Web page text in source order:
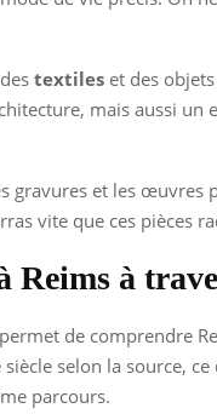
textiles et des
mais aussi
gravures et les œuvres
vite que ces pièces
à
permet de comprendre
selon la source,
parcours.